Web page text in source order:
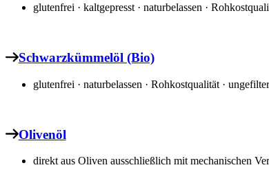
glutenfrei · kaltgepresst · naturbelassen ·
Schwarzkümmelöl (Bio)
glutenfrei · naturbelassen · Rohkostqualität ·
Olivenöl
direkt aus Oliven ausschließlich mit mechanischen